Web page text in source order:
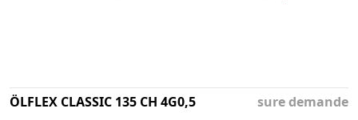
ÖLFLEX CLASSIC 135 CH 4G0,5
sure demande